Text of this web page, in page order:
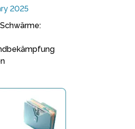
2025